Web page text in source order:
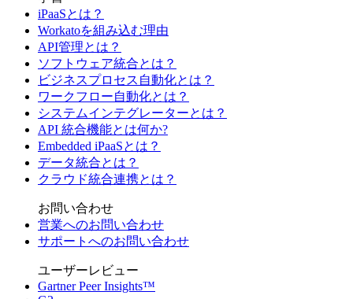
iPaaSとは？
Workatoを組み込む理由
API管理とは？
ソフトウェア統合とは？
ビジネスプロセス自動化とは？
ワークフロー自動化とは？
システムインテグレーターとは？
API 統合機能とは何か?
Embedded iPaaSとは？
データ統合とは？
クラウド統合連携とは？
お問い合わせ
営業へのお問い合わせ
サポートへのお問い合わせ
ユーザーレビュー
Gartner Peer Insights™